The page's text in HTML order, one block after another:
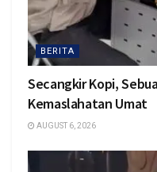
BERITA
Secangkir Kopi,
Kemaslahatan Umat
AUGUST 6, 2026